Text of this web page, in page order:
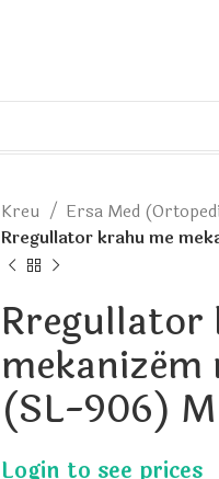
Kreu Ersa Med
Rregullator krahu me
Rregullator
(SL-906)